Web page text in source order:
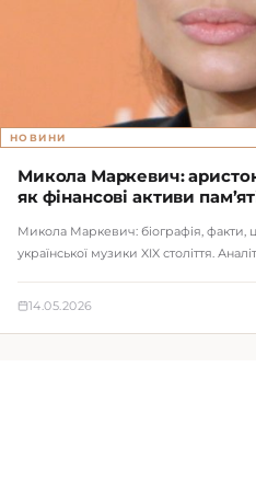
НОВИНИ
Микола Маркевич:
як фінансові активи
Микола Маркевич: біографія, факти,
української музики XIX століття.
14.05.2026